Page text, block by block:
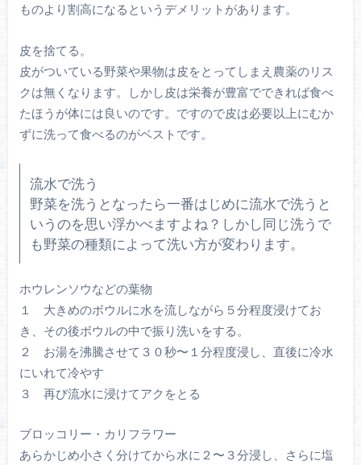
ものより割高になるというデメリットがあります。
皮を捨てる。
皮がついている野菜や果物は皮をとってしまえ農薬のリス
クは無くなります。しかし皮は栄養が豊富でできれば食べ
たほうが体には良いのです。ですので皮は必要以上にむか
ずに洗って食べるのがベストです。
流水で洗う
野菜を洗うとなったら一番はじめに流水で洗うと
いうのを思い浮かべますよね？しかし同じ洗うで
も野菜の種類によって洗い方が変わります。
ホウレンソウなどの葉物
１ 大きめのボウルに水を流しながら５分程度浸けてお
き、その後ボウルの中で振り洗いをする。
２ お湯を沸騰させて３０秒〜１分程度浸し、直後に冷水
にいれて冷やす
３ 再び流水に浸けてアクをとる
ブロッコリー・カリフラワー
あらかじめ小さく分けてから水に２〜３分浸し、さらに塩